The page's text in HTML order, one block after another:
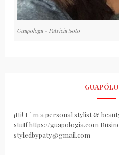
Guapologa - Patricia Soto
¡Hi! I ´ m a personal stylist &
stuff https://guapologia.com
styledbypaty@gmail.com